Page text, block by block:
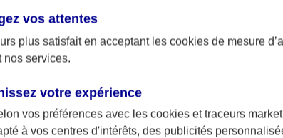
vos attentes
plus satisfait en acceptant les cookies de mesure
nos services.
votre expérience
vos préférences avec les cookies et traceurs
à vos centres d'intérêts, des publicités